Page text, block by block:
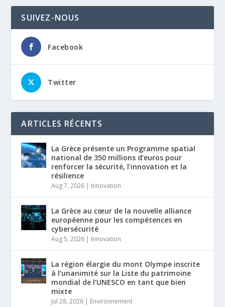
SUIVEZ-NOUS
Facebook
Twitter
ARTICLES RÉCENTS
La Grèce présente un Programme spatial
national de 350 millions d’euros pour
renforcer la sécurité, l’innovation et la
résilience
Aug 7, 2026 | Innovation
La Grèce au cœur de la nouvelle alliance
européenne pour les compétences en
cybersécurité
Aug 5, 2026 | Innovation
La région élargie du mont Olympe inscrite
à l’unanimité sur la Liste du patrimoine
mondial de l’UNESCO en tant que bien
mixte
Jul 28, 2026 | Environnement